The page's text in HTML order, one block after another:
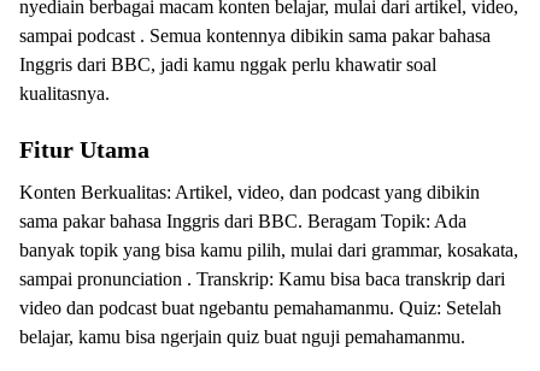
nyediain berbagai macam konten belajar, mulai dari artikel, video,
sampai podcast . Semua kontennya dibikin sama pakar bahasa
Inggris dari BBC, jadi kamu nggak perlu khawatir soal
kualitasnya.
Fitur Utama
Konten Berkualitas: Artikel, video, dan podcast yang dibikin
sama pakar bahasa Inggris dari BBC. Beragam Topik: Ada
banyak topik yang bisa kamu pilih, mulai dari grammar, kosakata,
sampai pronunciation . Transkrip: Kamu bisa baca transkrip dari
video dan podcast buat ngebantu pemahamanmu. Quiz: Setelah
belajar, kamu bisa ngerjain quiz buat nguji pemahamanmu.